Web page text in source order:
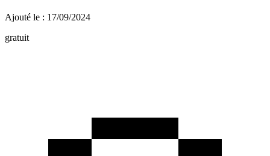
Ajouté le : 17/09/2024
gratuit